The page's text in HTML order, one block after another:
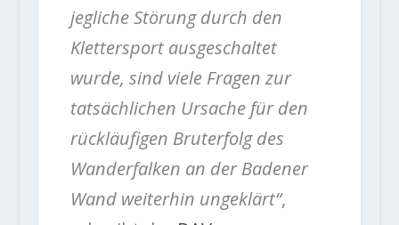
jegliche Störung durch den
Klettersport ausgeschaltet
wurde, sind viele Fragen zur
tatsächlichen Ursache für den
rückläufigen Bruterfolg des
Wanderfalken an der Badener
Wand weiterhin ungeklärt“,